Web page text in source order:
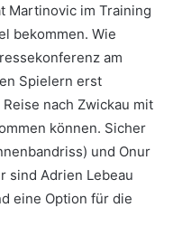
Martinovic im Training
bekommen. Wie
am
Spielern erst
nach Zwickau mit
können. Sicher
und Onur
sind Adrien Lebeau
eine Option für die